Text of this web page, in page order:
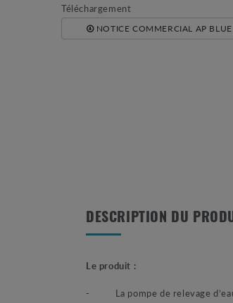
Téléchargement
NOTICE COMMERCIAL AP
DESCRIPTION DU
Le produit :
-
La pompe de relevage